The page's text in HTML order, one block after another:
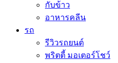
กับข้าว
อาหารคลีน
รถ
รีวิวรถยนต์
พริตตี้ มอเตอร์โชว์